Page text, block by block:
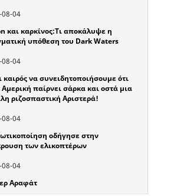
04
και καρκίνος:Τι αποκάλυψε η
υπόθεση του Dark Waters
04
καιρός να συνειδητοποιήσουμε ότι
παίρνει σάρκα και οστά μια
ριζοσπαστική Αριστερά!
04
οδήγησε στην
των ελικοπτέρων
04
Αραφάτ